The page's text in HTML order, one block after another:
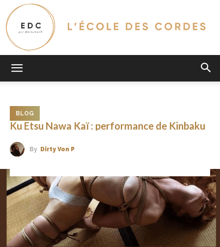
Des
BLOG
Ku Etsu Nawa Kaï : performance de Kinbaku
By Dirty Von P